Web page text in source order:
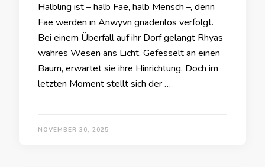
Halbling ist – halb Fae, halb Mensch –, denn
Fae werden in Anwyvn gnadenlos verfolgt.
Bei einem Überfall auf ihr Dorf gelangt Rhyas
wahres Wesen ans Licht. Gefesselt an einen
Baum, erwartet sie ihre Hinrichtung. Doch im
letzten Moment stellt sich der …
NOVEMBER 30, 2025